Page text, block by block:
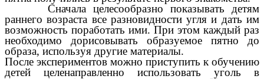
Сначала целесообразно показывать детям
раннего возраста все разновидности угля и дать им
возможность поработать ими. При этом каждый раз
необходимо дорисовывать образуемое пятно до
образа, используя другие материалы.
После экспериментов можно приступить к обучению
детей целенаправленно использовать уголь в